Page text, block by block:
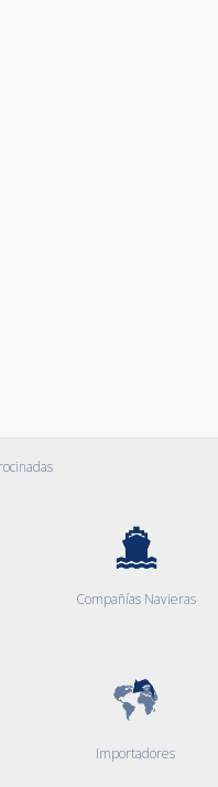
Compañías Navieras
Importadores